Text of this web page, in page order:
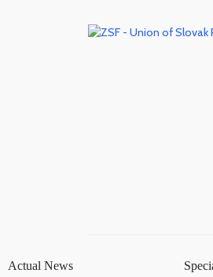
Actual News